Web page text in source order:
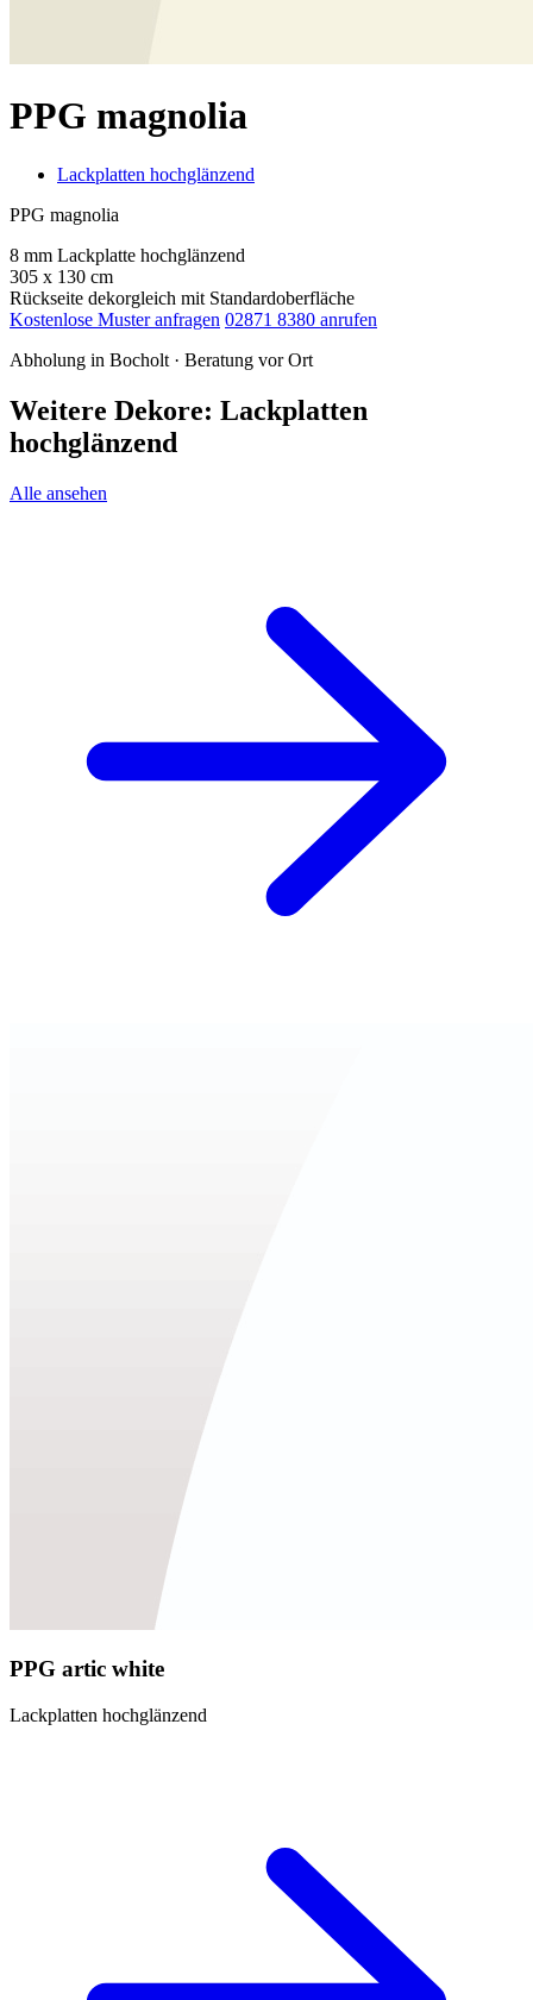
PPG magnolia
Lackplatten hochglänzend
PPG magnolia
8 mm Lackplatte hochglänzend
305 x 130 cm
Rückseite dekorgleich mit Standardoberfläche
Kostenlose Muster anfragen 02871 8380 anrufen
Abholung in Bocholt · Beratung vor Ort
Weitere Dekore: Lackplatten
hochglänzend
Alle ansehen
PPG artic white
Lackplatten hochglänzend